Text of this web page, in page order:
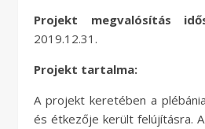
Projekt megvalósítás
2019.12.31.
Projekt tartalma:
A projekt keretében a
és étkezője került felújításra.